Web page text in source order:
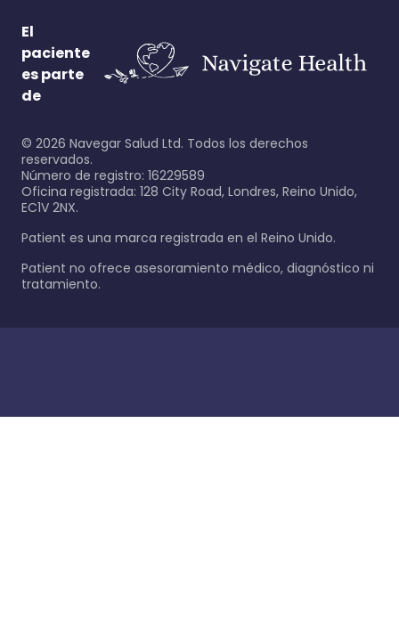
El
paciente
es parte
de
© 2026 Navegar Salud Ltd. Todos los derechos
reservados.
Número de registro: 16229589
Oficina registrada: 128 City Road, Londres, Reino Unido,
EC1V 2NX.
Patient es una marca registrada en el Reino Unido.
Patient no ofrece asesoramiento médico, diagnóstico ni
tratamiento.